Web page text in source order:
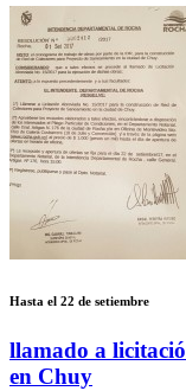
Hasta el 22 de setiembre
llamado a
en Chuy